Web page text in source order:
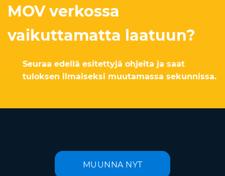
MOV verkossa
vaikuttamatta laatuun?
Seuraa edellä esitettyjä ohjeita ja saat
tuloksen ilmaiseksi muutamassa sekunnissa.
MUUNNA NYT